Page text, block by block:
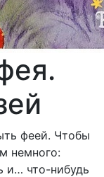
феей. Чтобы
немного:
и… что-нибудь